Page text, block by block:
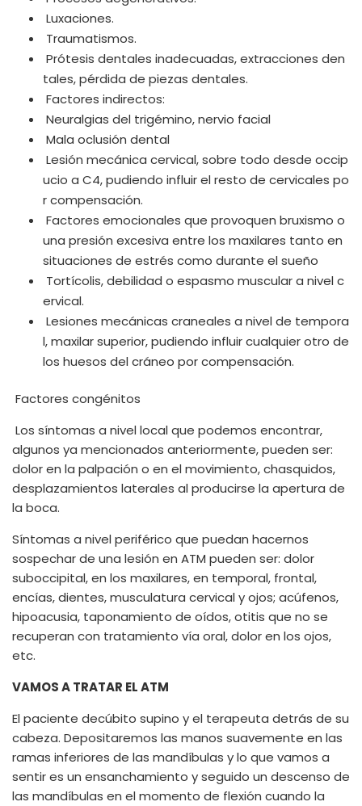
Luxaciones.
Traumatismos.
Prótesis dentales inadecuadas, extracciones den
tales, pérdida de piezas dentales.
Factores indirectos:
Neuralgias del trigémino, nervio facial
Mala oclusión dental
Lesión mecánica cervical, sobre todo desde occip
ucio a C4, pudiendo influir el resto de cervicales po
r compensación.
Factores emocionales que provoquen bruxismo o
una presión excesiva entre los maxilares tanto en
situaciones de estrés como durante el sueño
Tortícolis, debilidad o espasmo muscular a nivel c
ervical.
Lesiones mecánicas craneales a nivel de tempora
l, maxilar superior, pudiendo influir cualquier otro de
los huesos del cráneo por compensación.
Factores congénitos
Los síntomas a nivel local que podemos encontrar,
algunos ya mencionados anteriormente, pueden ser:
dolor en la palpación o en el movimiento, chasquidos,
desplazamientos laterales al producirse la apertura de
la boca.
Síntomas a nivel periférico que puedan hacernos
sospechar de una lesión en ATM pueden ser: dolor
suboccipital, en los maxilares, en temporal, frontal,
encías, dientes, musculatura cervical y ojos; acúfenos,
hipoacusia, taponamiento de oídos, otitis que no se
recuperan con tratamiento vía oral, dolor en los ojos,
etc.
VAMOS A TRATAR EL ATM
El paciente decúbito supino y el terapeuta detrás de su
cabeza. Depositaremos las manos suavemente en las
ramas inferiores de las mandíbulas y lo que vamos a
sentir es un ensanchamiento y seguido un descenso de
las mandíbulas en el momento de flexión cuando la